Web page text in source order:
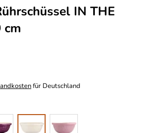
IN THE
cm
für Deutschland